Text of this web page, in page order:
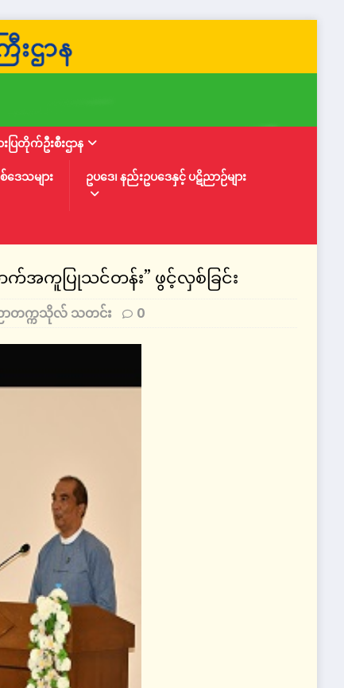
ြတိုက်ဦးစီးဌာန
ေသများ ဥပဒေ၊ နည်းဥပဒေနှင့် ပဋိညာဉ်များ
က်အကူပြုသင်တန်း” ဖွင့်လှစ်ခြင်း
ညာတက္ကသိုလ် သတင်း 0